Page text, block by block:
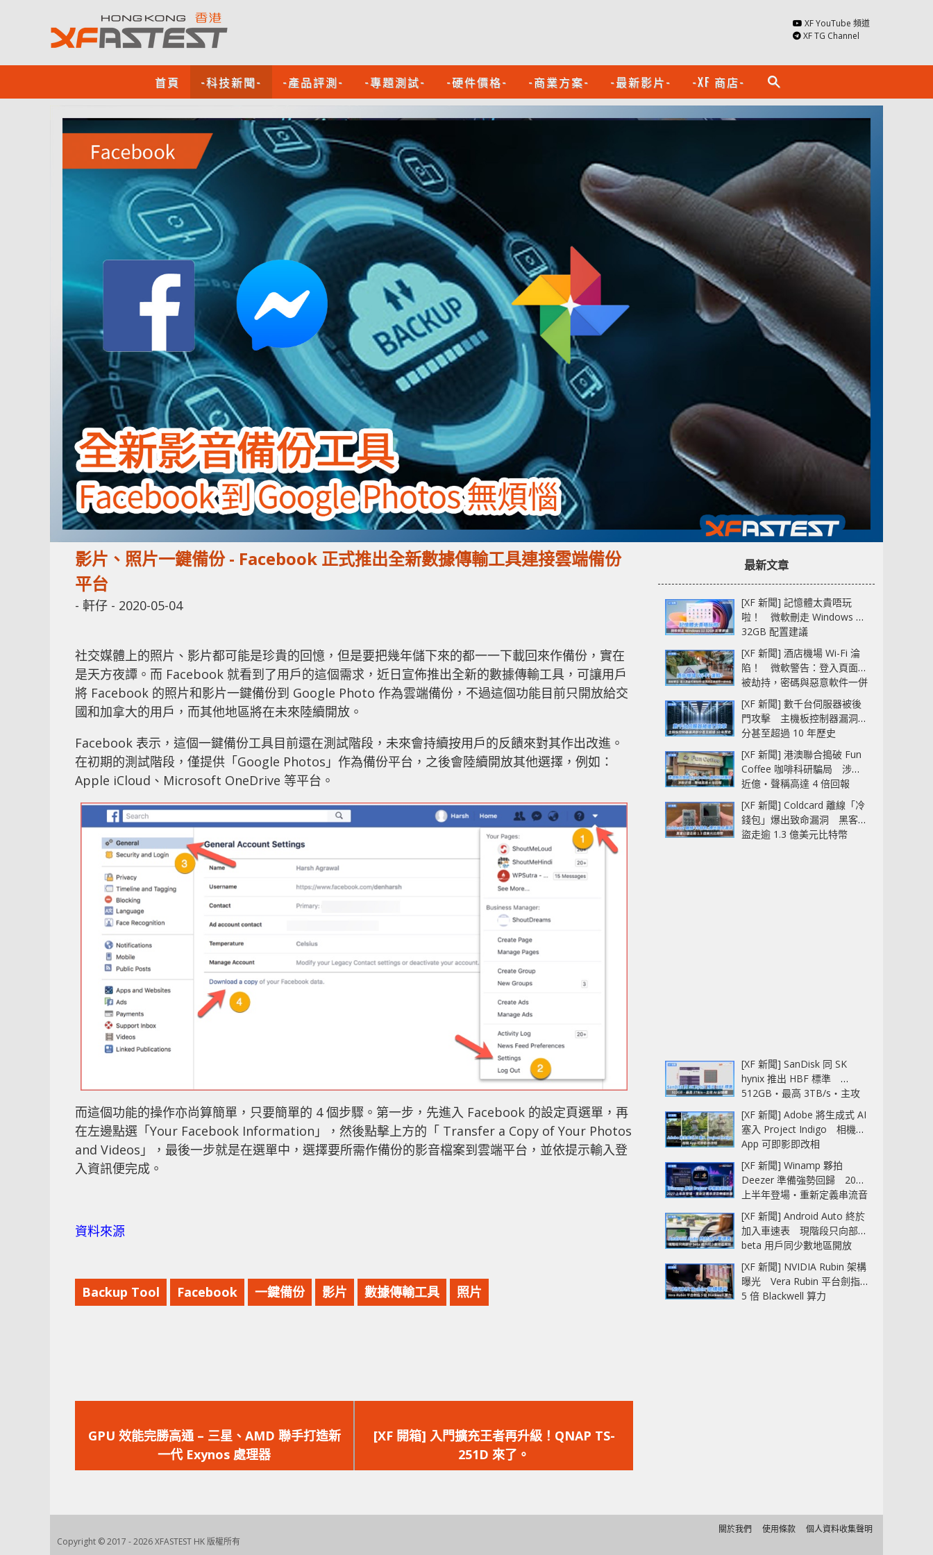
XF YouTube 頻道
XF TG Channel
首頁 -科技新聞- -產品評測- -專題測試- -硬件價格- -商業方案- -最新影片- -XF 商店- search
影片、照片一鍵備份 - Facebook 正式推出全新數據傳輸工具連接雲端備份
平台
- 軒仔 - 2020-05-04
社交媒體上的照片、影片都可能是珍貴的回憶，但是要把幾年儲下來的都一一下載回來作備份，實在
是天方夜譚。而 Facebook 就看到了用戶的這個需求，近日宣佈推出全新的數據傳輸工具，可讓用戶
將 Facebook 的照片和影片一鍵備份到 Google Photo 作為雲端備份，不過這個功能目前只開放給交
國和加拿大的用戶，而其他地區將在未來陸續開放。
Facebook 表示，這個一鍵備份工具目前還在測試階段，未來會持續按用戶的反饋來對其作出改進。
在初期的測試階段，僅提供「Google Photos」作為備份平台，之後會陸續開放其他選擇，例如：
Apple iCloud、Microsoft OneDrive 等平台。
而這個功能的操作亦尚算簡單，只要簡單的 4 個步驟。第一步，先進入 Facebook 的設定頁選單，再
在左邊點選「Your Facebook Information」，然後點擊上方的「 Transfer a Copy of Your Photos
and Videos」，最後一步就是在選單中，選擇要所需作備份的影音檔案到雲端平台，並依提示輸入登
入資訊便完成。
資料來源
Backup Tool Facebook 一鍵備份 影片 數據傳輸工具 照片
一
篇
文
GPU 效能完勝高通 – 三星、AMD 聯手打造新
一代 Exynos 處理器
一
篇
文
[XF 開箱] 入門擴充王者再升級！QNAP TS-
251D 來了。
最新文章
[XF 新聞] 記憶體太貴唔玩
啦！ 微軟刪走 Windows 11
32GB 配置建議
[XF 新聞] 酒店機場 Wi-Fi 淪
陷！ 微軟警告：登入頁面可
被劫持，密碼與惡意軟件一併
中招
[XF 新聞] 數千台伺服器被後
門攻擊 主機板控制器漏洞部
分甚至超過 10 年歷史
[XF 新聞] 港澳聯合搗破 Fun
Coffee 咖啡科研騙局 涉款
近億‧聲稱高達 4 倍回報
[XF 新聞] Coldcard 離線「冷
錢包」爆出致命漏洞 黑客已
盜走逾 1.3 億美元比特幣
[XF 新聞] SanDisk 同 SK
hynix 推出 HBF 標準
512GB‧最高 3TB/s‧主攻
AI 記憶體
[XF 新聞] Adobe 將生成式 AI
塞入 Project Indigo 相機
App 可即影即改相
[XF 新聞] Winamp 夥拍
Deezer 準備強勢回歸 2027
上半年登場‧重新定義串流音
樂播放器
[XF 新聞] Android Auto 終於
加入車速表 現階段只向部分
beta 用戶同少數地區開放
[XF 新聞] NVIDIA Rubin 架構
曝光 Vera Rubin 平台劍指
5 倍 Blackwell 算力
Copyright © 2017 - 2026 XFASTEST HK 版權所有
關於我們 使用條款 個人資料收集聲明